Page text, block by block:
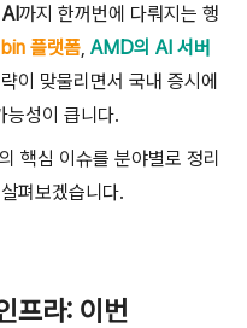
까지 한꺼번에 다뤄지는 행
플랫폼, AMD의 AI 서버
이 맞물리면서 국내 증시에
능성이 큽니다.
핵심 이슈를 분야별로 정리
펴보겠습니다.
프라: 이번